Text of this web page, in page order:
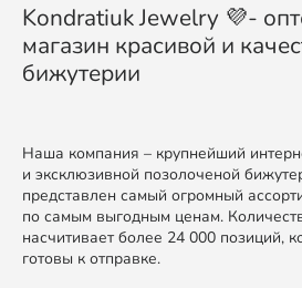
Kondratiuk Jewelry 💜-
магазин красивой и
бижутерии
Наша компания – крупнейший
и эксклюзивной позолоченой
представлен самый огромный
по самым выгодным ценам.
насчитивает более 24 000 позиций,
готовы к отправке.